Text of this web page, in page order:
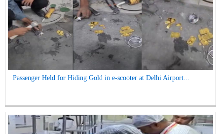
Passenger Held for Hiding Gold in e-scooter at Delhi Airport...